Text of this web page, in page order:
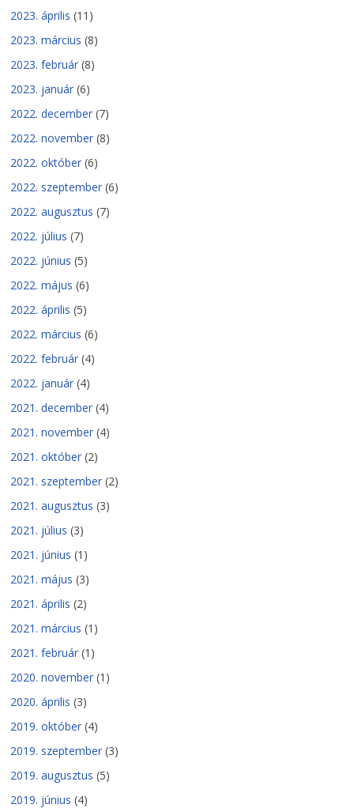
2023. április (11)
2023. március (8)
2023. február (8)
2023. január (6)
2022. december (7)
2022. november (8)
2022. október (6)
2022. szeptember (6)
2022. augusztus (7)
2022. július (7)
2022. június (5)
2022. május (6)
2022. április (5)
2022. március (6)
2022. február (4)
2022. január (4)
2021. december (4)
2021. november (4)
2021. október (2)
2021. szeptember (2)
2021. augusztus (3)
2021. július (3)
2021. június (1)
2021. május (3)
2021. április (2)
2021. március (1)
2021. február (1)
2020. november (1)
2020. április (3)
2019. október (4)
2019. szeptember (3)
2019. augusztus (5)
2019. június (4)